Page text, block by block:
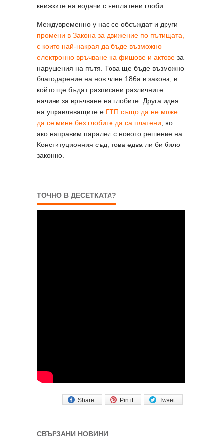
книжките на водачи с неплатени глоби.
Междувременно у нас се обсъждат и други
промени в Закона за движение по пътищата,
с които най-накрая да бъде възможно
електронно връчване на фишове и актове за
нарушения на пътя. Това ще бъде възможно
благодарение на нов член 186а в закона, в
който ще бъдат разписани различните
начини за връчване на глобите. Друга идея
на управляващите е ГТП също да не може
да се мине без глобите да са платени, но
ако направим паралел с новото решение на
Конституционния съд, това едва ли би било
законно.
ТОЧНО В ДЕСЕТКАТА?
Tweet
Pin it
Share
СВЪРЗАНИ НОВИНИ